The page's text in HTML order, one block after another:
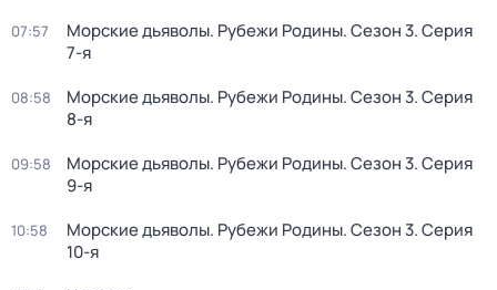
07:57 Морские дьяволы. Рубежи Родины. Сезон 3. Серия
7-я
08:58 Морские дьяволы. Рубежи Родины. Сезон 3. Серия
8-я
09:58 Морские дьяволы. Рубежи Родины. Сезон 3. Серия
9-я
10:58 Морские дьяволы. Рубежи Родины. Сезон 3. Серия
10-я